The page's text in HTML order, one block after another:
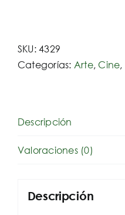
SKU:4329
Categorías: Arte, Cine,
Descripción
Valoraciones (0)
Descripción